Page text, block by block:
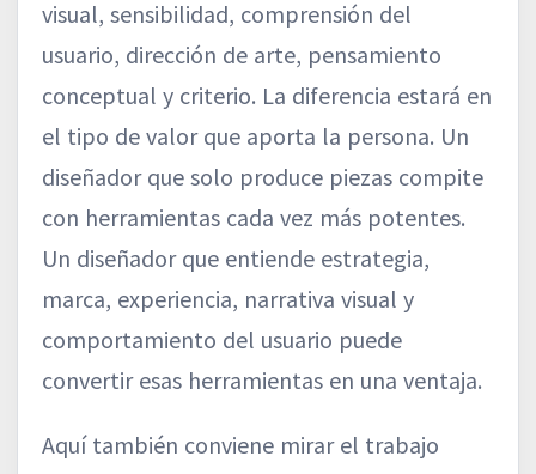
visual, sensibilidad, comprensión del
usuario, dirección de arte, pensamiento
conceptual y criterio. La diferencia estará en
el tipo de valor que aporta la persona. Un
diseñador que solo produce piezas compite
con herramientas cada vez más potentes.
Un diseñador que entiende estrategia,
marca, experiencia, narrativa visual y
comportamiento del usuario puede
convertir esas herramientas en una ventaja.
Aquí también conviene mirar el trabajo